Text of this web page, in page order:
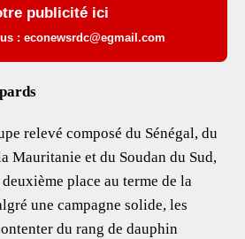
publicité ici
: econewsrdc@egmail.com
relevé composé du Sénégal, du
Mauritanie et du Soudan du Sud,
place au terme de la
une campagne solide, les
du rang de dauphin